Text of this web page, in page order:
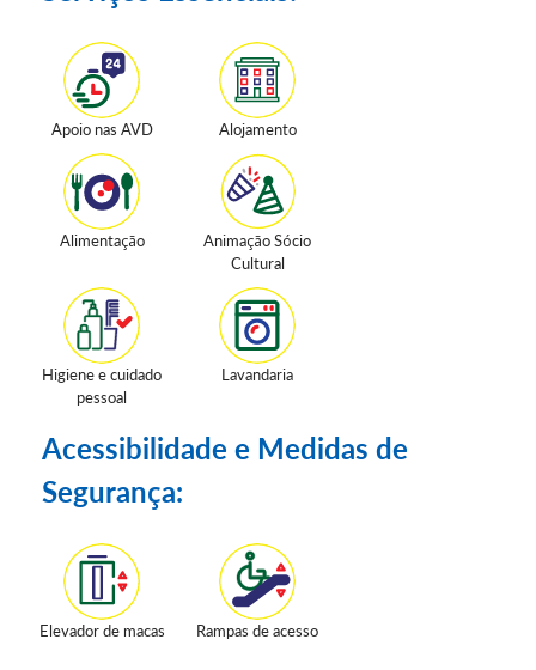
Apoio nas AVD Alojamento
Alimentação
Animação Sócio
Cultural
Higiene e cuidado
pessoal
Lavandaria
Acessibilidade e Medidas de
Segurança:
Elevador de macas Rampas de acesso